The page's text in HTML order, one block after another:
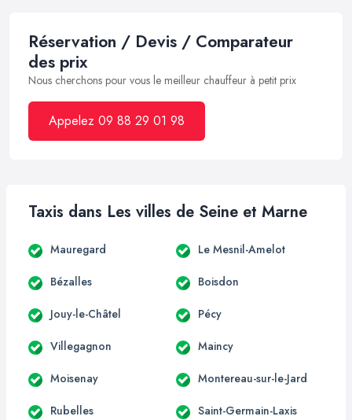
Réservation / Devis / Comparateur
des prix
Nous cherchons pour vous le meilleur chauffeur à petit prix
Appelez 09 88 29 01 98
Taxis dans Les villes de Seine et Marne
Mauregard Le Mesnil-Amelot
Bézalles Boisdon
Jouy-le-Châtel Pécy
Villegagnon Maincy
Moisenay Montereau-sur-le-Jard
Rubelles Saint-Germain-Laxis